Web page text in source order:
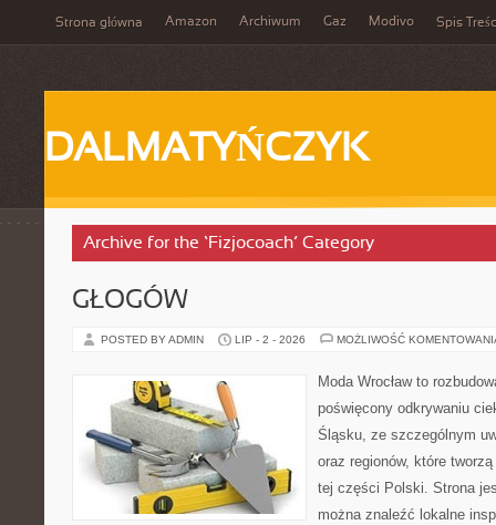
Strona główna Amazon Archiwum Gaz Modivo Spis
DALMATYŃCZYK
Archive for the ‘Fizjocoach’ Category
GŁOGÓW
POSTED BY ADMIN LIP - 2 - 2026 MOŻLIWOŚĆ
Moda Wrocław to
poświęcony odkrywaniu
Śląsku, ze szczególnym
oraz regionów, które
tej części Polski. Strona
można znaleźć lokalne